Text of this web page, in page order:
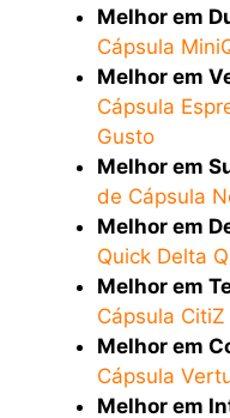
Melhor em
Cápsula
Melhor em
Cápsula
Gusto
Melhor em
de Cápsula
Melhor em
Quick Delta Q
Melhor em
Cápsula
Melhor em
Cápsula
Melhor em